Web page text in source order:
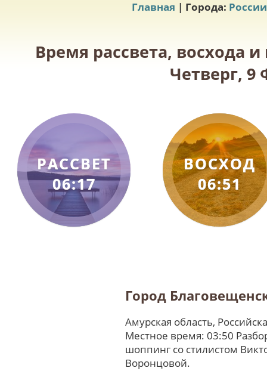
Главная | Города: России
Время рассвета, восхода
Четверг, 9
РАССВЕТ
06:17
ВОСХОД
06:51
Город
Амурская область,
Местное время: 03:50
шоппинг со стилистом
Воронцовой.